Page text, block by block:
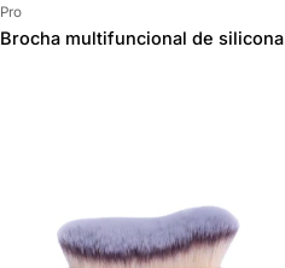
Proveedor:
Pro
Brocha multifuncional de silicona